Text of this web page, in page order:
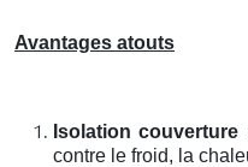
Avantages atouts
Isolation couverture
contre le froid, la